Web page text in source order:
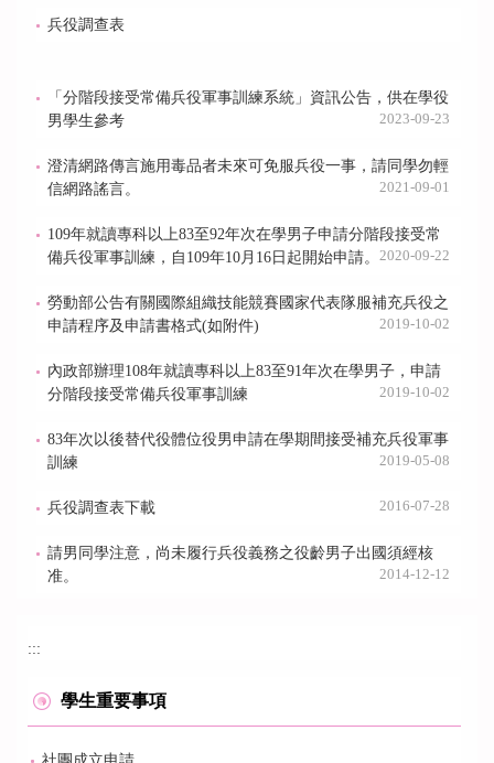
兵役調查表
「分階段接受常備兵役軍事訓練系統」資訊公告，供在學役
男學生參考
2023-09-23
澄清網路傳言施用毒品者未來可免服兵役一事，請同學勿輕
信網路謠言。
2021-09-01
109年就讀專科以上83至92年次在學男子申請分階段接受常
備兵役軍事訓練，自109年10月16日起開始申請。 2020-09-22
勞動部公告有關國際組織技能競賽國家代表隊服補充兵役之
申請程序及申請書格式(如附件)
2019-10-02
內政部辦理108年就讀專科以上83至91年次在學男子，申請
分階段接受常備兵役軍事訓練
2019-10-02
83年次以後替代役體位役男申請在學期間接受補充兵役軍事
訓練
2019-05-08
兵役調查表下載 2016-07-28
請男同學注意，尚未履行兵役義務之役齡男子出國須經核
准。
2014-12-12
:::
學生重要事項